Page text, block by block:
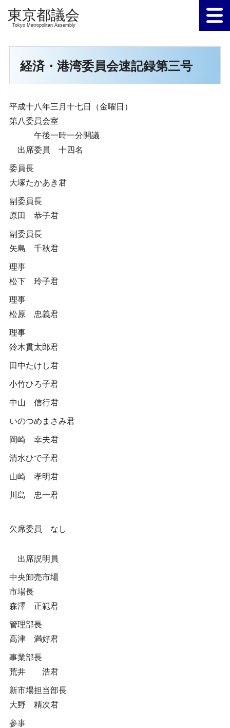
Tokyo Metropolitan Assembly
経済・港湾委員会速記録第三号
平成十八年三月十七日（金曜日）
第八委員会室
午後一時一分開議
出席委員 十四名
委員長
大塚たかあき君
副委員長
原田 恭子君
副委員長
矢島 千秋君
理事
松下 玲子君
理事
松原 忠義君
理事
鈴木貫太郎君
田中たけし君
小竹ひろ子君
中山 信行君
いのつめまさみ君
岡崎 幸夫君
清水ひで子君
山崎 孝明君
川島 忠一君
欠席委員 なし
出席説明員
中央卸売市場
市場長
森澤 正範君
管理部長
高津 満好君
事業部長
荒井 浩君
新市場担当部長
大野 精次君
参事